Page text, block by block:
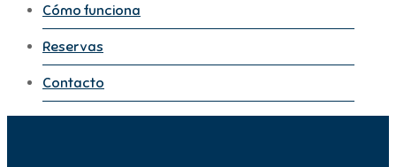
Cómo funciona
Reservas
Contacto